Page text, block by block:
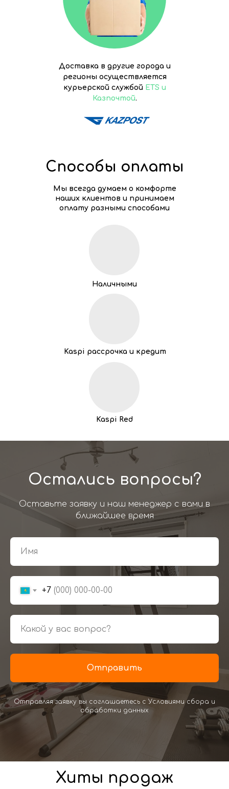
Доставка в другие города и
регионы осуществляется
курьерской службой ETS и
Казпочтой.
Наличными
Kaspi рассрочка и кредит
Kaspi Red
Способы оплаты
Мы всегда думаем о комфорте
наших клиентов и принимаем
оплату разными способами
Остались вопросы?
Оставьте заявку и наш менеджер с вами в
ближайшее время
+7
Отправить
Отправляя заявку вы соглашаетесь с Условиями сбора и
обработки данных
Хиты продаж